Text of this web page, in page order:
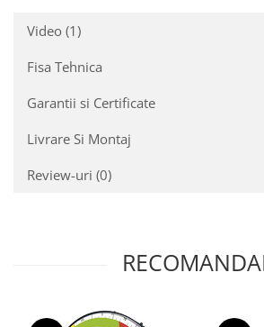
Video (1)
Fisa Tehnica
Garantii si Certificate
Livrare Si Montaj
Review-uri (0)